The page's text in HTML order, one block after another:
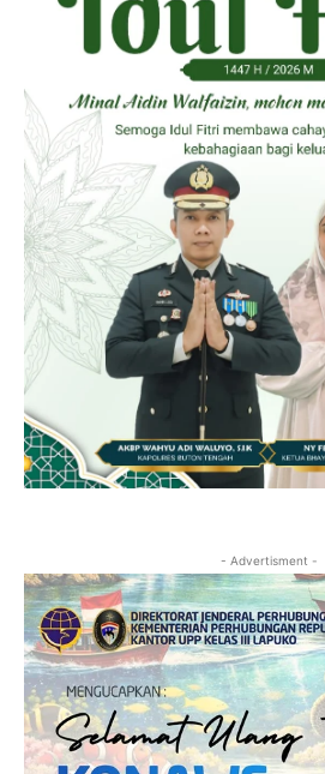
- Advertisment -